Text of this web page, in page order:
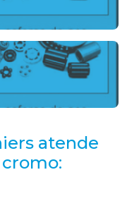
atende
cromo: